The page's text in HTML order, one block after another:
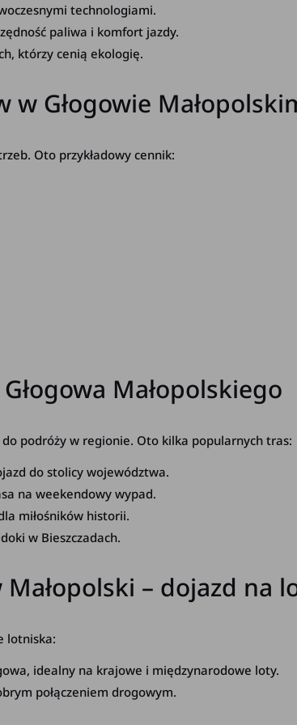
technologiami.
paliwa i komfort jazdy.
którzy cenią ekologię.
Głogowie
Oto przykładowy cennik:
Małopolskiego
podróży w regionie. Oto kilka popularnych tras:
do stolicy województwa.
na weekendowy wypad.
miłośników historii.
w Bieszczadach.
– dojazd na
lotniska:
idealny na krajowe i międzynarodowe loty.
połączeniem drogowym.